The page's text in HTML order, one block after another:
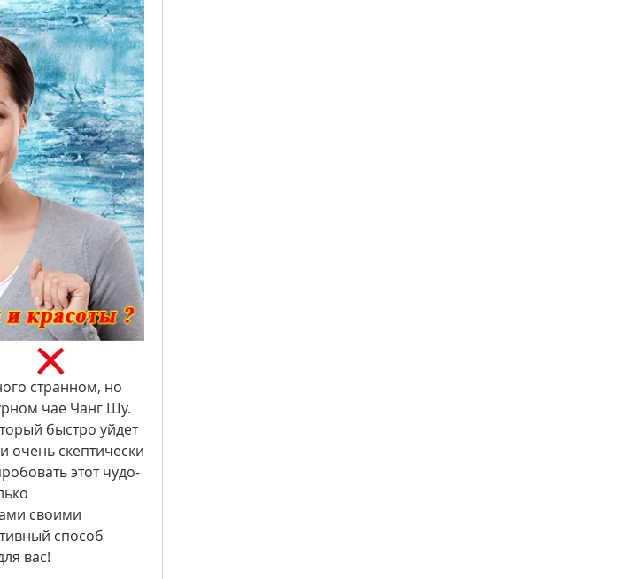
странном, но
чае Чанг Шу.
быстро уйдет
очень скептически
этот чудо-
своими
способ
вас!